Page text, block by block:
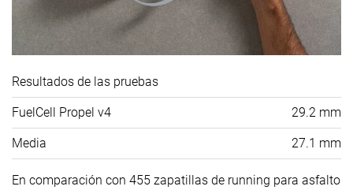
Resultados de las pruebas
FuelCell Propel v4 29.2 mm
Media 27.1 mm
En comparación con 455 zapatillas de running para asfalto